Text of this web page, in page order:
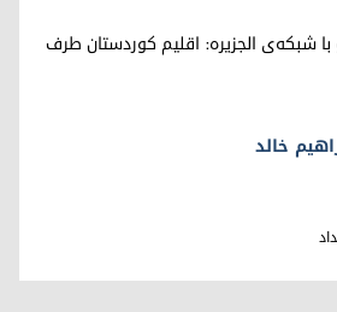
با شبکه‌ی الجزیره: اقلیم کوردستان طرف
خالد